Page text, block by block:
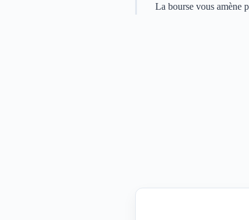
La bourse vous amène